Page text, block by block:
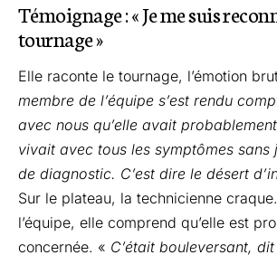
Témoignage : « Je me suis
tournage »
Elle raconte le tournage, l’émotion
membre de l’équipe s’est rendu
avec nous qu’elle avait
vivait avec tous les symptômes sans
de diagnostic. C’est dire le désert
Sur le plateau, la technicienne
l’équipe, elle comprend qu’elle est
concernée. « C’était bouleversant,